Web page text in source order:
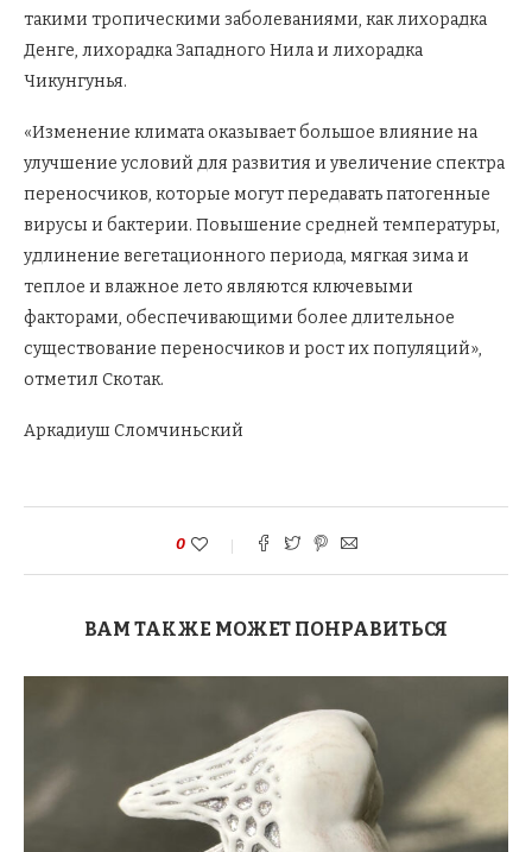
такими тропическими заболеваниями, как лихорадка
Денге, лихорадка Западного Нила и лихорадка
Чикунгунья.
«Изменение климата оказывает большое влияние на
улучшение условий для развития и увеличение спектра
переносчиков, которые могут передавать патогенные
вирусы и бактерии. Повышение средней температуры,
удлинение вегетационного периода, мягкая зима и
теплое и влажное лето являются ключевыми
факторами, обеспечивающими более длительное
существование переносчиков и рост их популяций»,
отметил Скотак.
Аркадиуш Сломчиньский
0
ВАМ ТАКЖЕ МОЖЕТ ПОНРАВИТЬСЯ